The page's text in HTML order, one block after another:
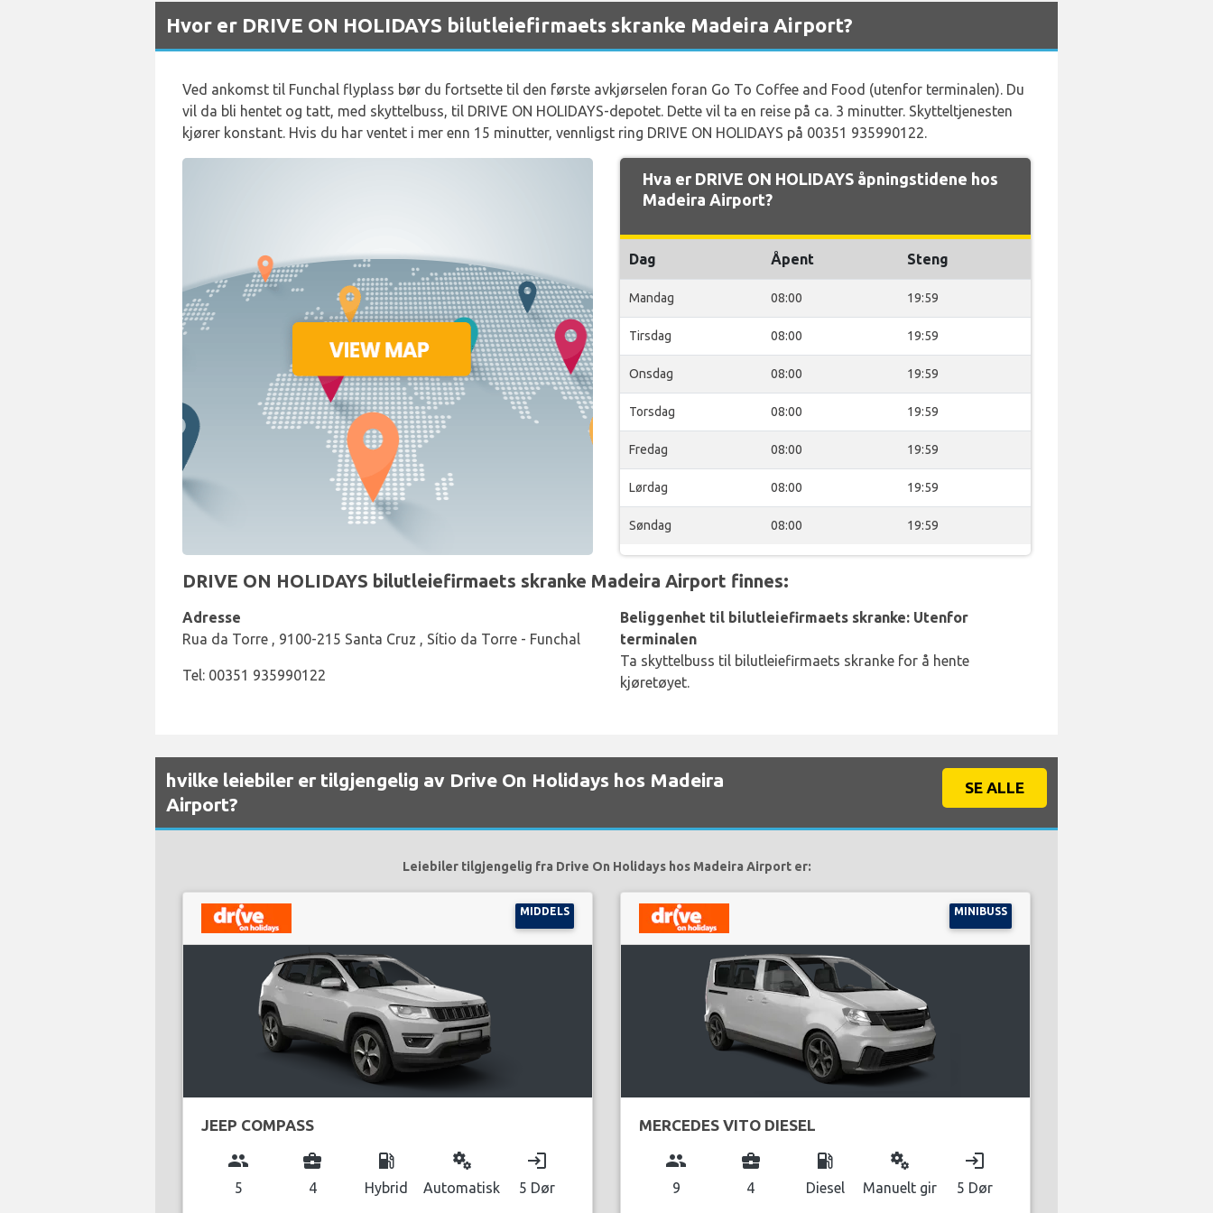
Hvor er DRIVE ON HOLIDAYS bilutleiefirmaets skranke Madeira Airport?
Ved ankomst til Funchal flyplass bør du fortsette til den første avkjørselen foran Go To Coffee and Food (utenfor terminalen). Du
vil da bli hentet og tatt, med skyttelbuss, til DRIVE ON HOLIDAYS-depotet. Dette vil ta en reise på ca. 3 minutter. Skytteltjenesten
kjører konstant. Hvis du har ventet i mer enn 15 minutter, vennligst ring DRIVE ON HOLIDAYS på 00351 935990122.
Hva er DRIVE ON HOLIDAYS åpningstidene hos
Madeira Airport?
Dag Åpent Steng
Mandag 08:00 19:59
Tirsdag 08:00 19:59
Onsdag 08:00 19:59
Torsdag 08:00 19:59
Fredag 08:00 19:59
Lørdag 08:00 19:59
Søndag 08:00 19:59
DRIVE ON HOLIDAYS bilutleiefirmaets skranke Madeira Airport finnes:
Adresse
Rua da Torre , 9100-215 Santa Cruz , Sítio da Torre - Funchal
Tel: 00351 935990122
Beliggenhet til bilutleiefirmaets skranke: Utenfor
terminalen
Ta skyttelbuss til bilutleiefirmaets skranke for å hente
kjøretøyet.
hvilke leiebiler er tilgjengelig av Drive On Holidays hos Madeira
Airport?
SE ALLE
Leiebiler tilgjengelig fra Drive On Holidays hos Madeira Airport er:
MIDDELS
JEEP COMPASS
group
5
business_center
4
local_gas_station
Hybrid
miscellaneous_services
Automatisk
login
5 Dør
MINIBUSS
MERCEDES VITO DIESEL
group
9
business_center
4
local_gas_station
Diesel
miscellaneous_services
Manuelt gir
login
5 Dør